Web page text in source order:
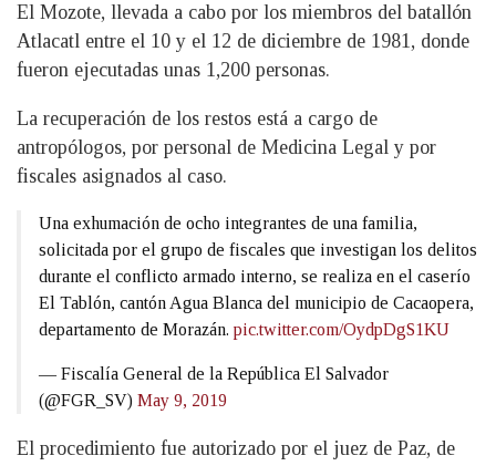
El Mozote, llevada a cabo por los miembros del batallón
Atlacatl entre el 10 y el 12 de diciembre de 1981, donde
fueron ejecutadas unas 1,200 personas.
La recuperación de los restos está a cargo de
antropólogos, por personal de Medicina Legal y por
fiscales asignados al caso.
Una exhumación de ocho integrantes de una familia,
solicitada por el grupo de fiscales que investigan los delitos
durante el conflicto armado interno, se realiza en el caserío
El Tablón, cantón Agua Blanca del municipio de Cacaopera,
departamento de Morazán. pic.twitter.com/OydpDgS1KU
— Fiscalía General de la República El Salvador
(@FGR_SV) May 9, 2019
El procedimiento fue autorizado por el juez de Paz, de